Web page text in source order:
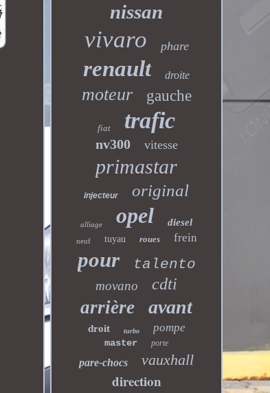
nissan
vivaro phare
renault droite
moteur gauche
fiat trafic
nv300 vitesse
primastar
injecteur original
alliage opel diesel
neuf tuyau roues frein
pour talento
movano cdti
arrière avant
droit turbo pompe
master porte
pare-chocs vauxhall
direction